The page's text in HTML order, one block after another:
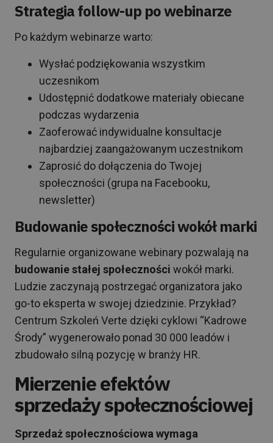
Strategia follow-up po webinarze
Po każdym webinarze warto:
Wysłać podziękowania wszystkim
uczesnikom
Udostępnić dodatkowe materiały obiecane
podczas wydarzenia
Zaoferować indywidualne konsultacje
najbardziej zaangażowanym uczestnikom
Zaprosić do dołączenia do Twojej
społeczności (grupa na Facebooku,
newsletter)
Budowanie społeczności wokół marki
Regularnie organizowane webinary pozwalają na
budowanie stałej społeczności wokół marki.
Ludzie zaczynają postrzegać organizatora jako
go-to eksperta w swojej dziedzinie. Przykład?
Centrum Szkoleń Verte dzięki cyklowi “Kadrowe
Środy” wygenerowało ponad 30 000 leadów i
zbudowało silną pozycję w branży HR.
Mierzenie efektów
sprzedaży społecznościowej
Sprzedaż społecznościowa wymaga